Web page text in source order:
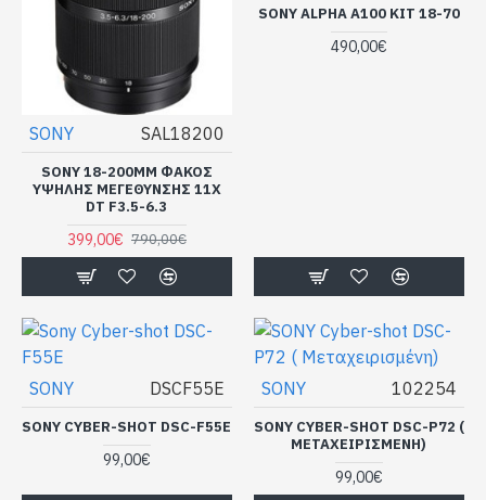
SONY SAL18200
SONY 18-200MM ΦΑΚΌΣ
ΥΨΗΛΉΣ ΜΕΓΈΘΥΝΣΗΣ 11X
DT F3.5-6.3
399,00€ 790,00€
SONY ALPHA A100 KIT 18-70
490,00€
SONY DSCF55E
SONY CYBER-SHOT DSC-F55E
99,00€
SONY 102254
SONY CYBER-SHOT DSC-P72 (
ΜΕΤΑΧΕΙΡΙΣΜΈΝΗ)
99,00€